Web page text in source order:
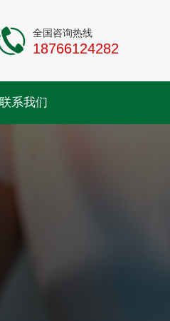
全国咨询热线
18766124282
联系我们